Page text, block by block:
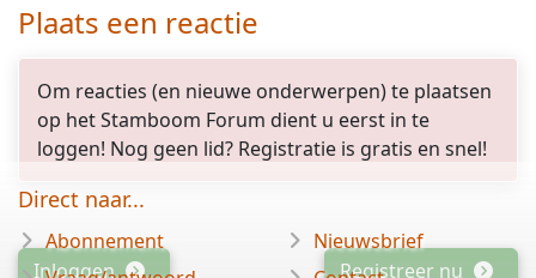
Plaats een reactie
Om reacties (en nieuwe onderwerpen) te plaatsen
op het Stamboom Forum dient u eerst in te
loggen! Nog geen lid? Registratie is gratis en snel!
Inloggen Registreer nu
Direct naar...
Abonnement
Nieuwsbrief